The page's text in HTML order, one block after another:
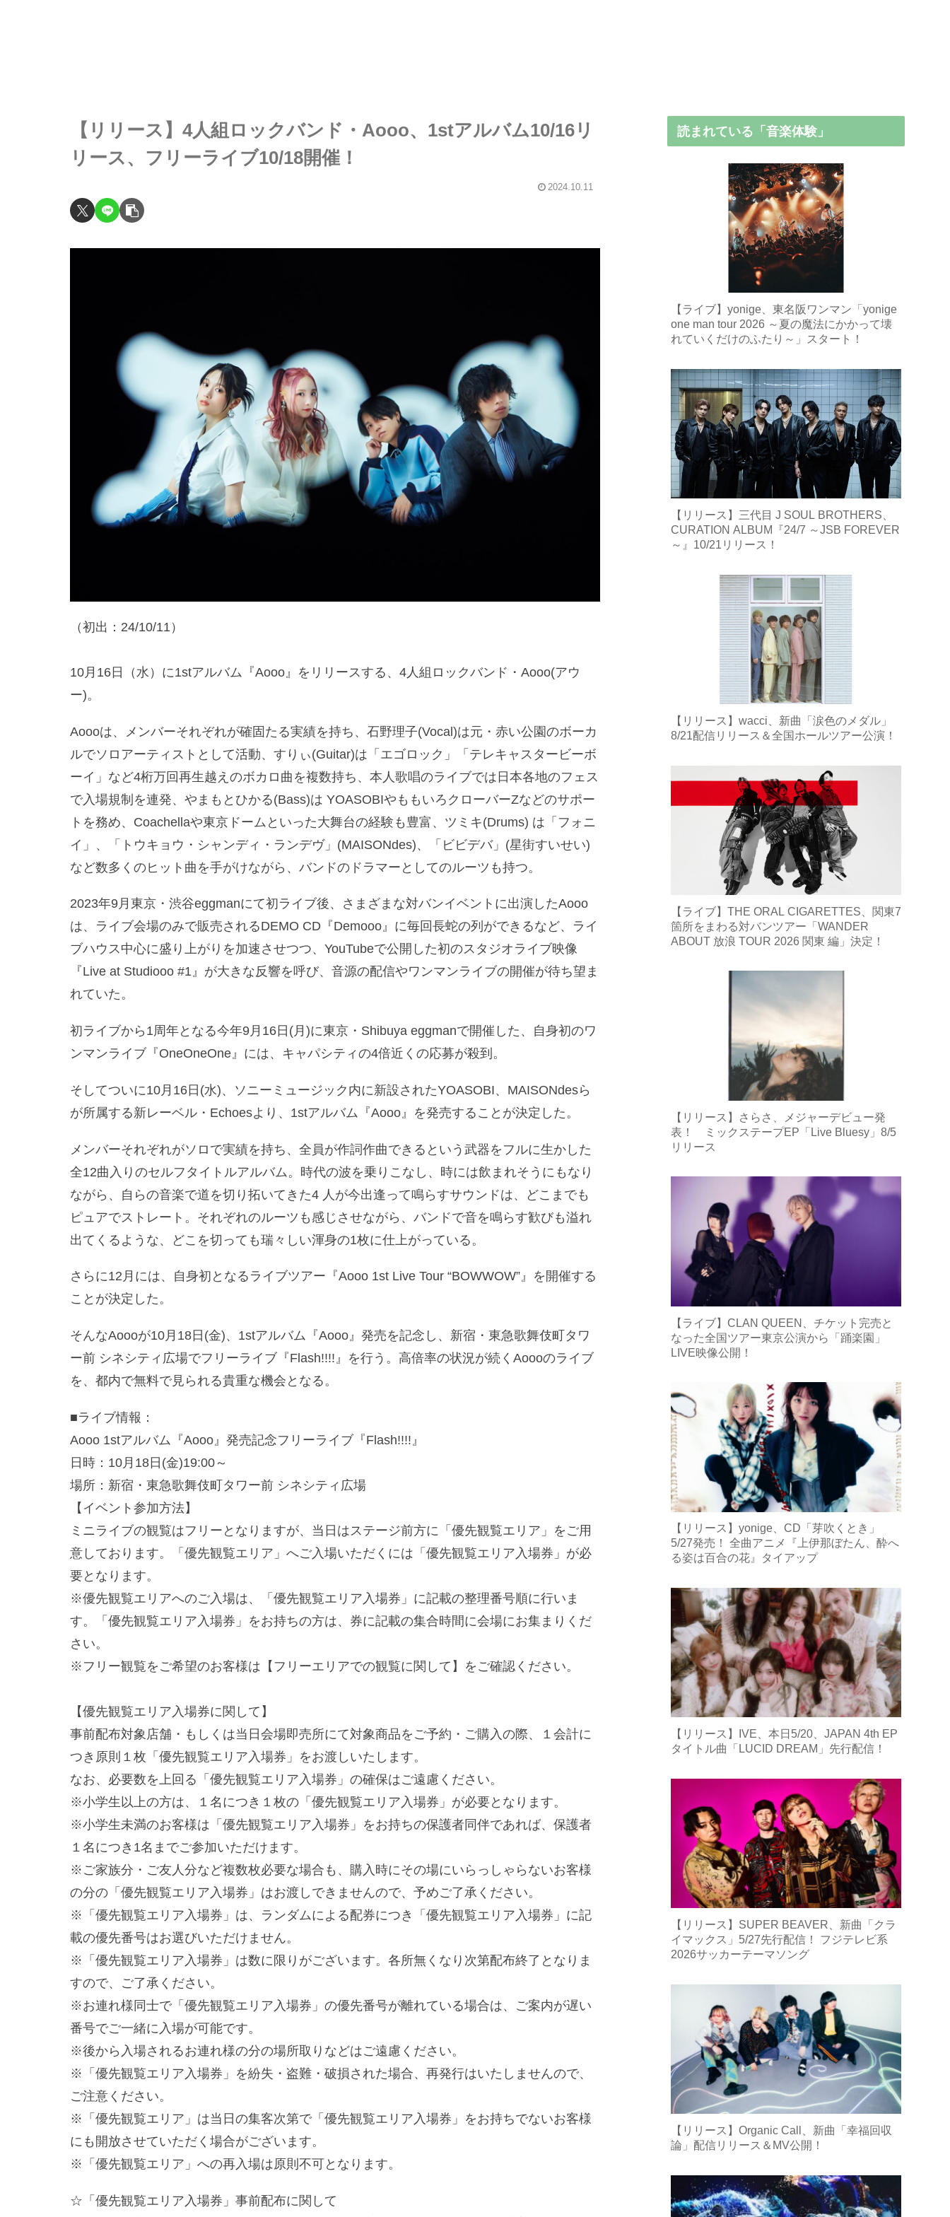
【リリース】4人組ロックバンド・Aooo、1stアルバム10/16リ
リース、フリーライブ10/18開催！
2024.10.11
（初出：24/10/11）
10月16日（水）に1stアルバム『Aooo』をリリースする、4人組ロックバンド・Aooo(アウ
ー)。
Aoooは、メンバーそれぞれが確固たる実績を持ち、石野理子(Vocal)は元・赤い公園のボーカ
ルでソロアーティストとして活動、すりぃ(Guitar)は「エゴロック」「テレキャスタービーボ
ーイ」など4桁万回再生越えのボカロ曲を複数持ち、本人歌唱のライブでは日本各地のフェス
で入場規制を連発、やまもとひかる(Bass)は YOASOBIやももいろクローバーZなどのサポー
トを務め、Coachellaや東京ドームといった大舞台の経験も豊富、ツミキ(Drums) は「フォニ
イ」、「トウキョウ・シャンディ・ランデヴ」(MAISONdes)、「ビビデバ」(星街すいせい)
など数多くのヒット曲を手がけながら、バンドのドラマーとしてのルーツも持つ。
2023年9月東京・渋谷eggmanにて初ライブ後、さまざまな対バンイベントに出演したAooo
は、ライブ会場のみで販売されるDEMO CD『Demooo』に毎回長蛇の列ができるなど、ライ
ブハウス中心に盛り上がりを加速させつつ、YouTubeで公開した初のスタジオライブ映像
『Live at Studiooo #1』が大きな反響を呼び、音源の配信やワンマンライブの開催が待ち望ま
れていた。
初ライブから1周年となる今年9月16日(月)に東京・Shibuya eggmanで開催した、自身初のワ
ンマンライブ『OneOneOne』には、キャパシティの4倍近くの応募が殺到。
そしてついに10月16日(水)、ソニーミュージック内に新設されたYOASOBI、MAISONdesら
が所属する新レーベル・Echoesより、1stアルバム『Aooo』を発売することが決定した。
メンバーそれぞれがソロで実績を持ち、全員が作詞作曲できるという武器をフルに生かした
全12曲入りのセルフタイトルアルバム。時代の波を乗りこなし、時には飲まれそうにもなり
ながら、自らの音楽で道を切り拓いてきた4 人が今出逢って鳴らすサウンドは、どこまでも
ピュアでストレート。それぞれのルーツも感じさせながら、バンドで音を鳴らす歓びも溢れ
出てくるような、どこを切っても瑞々しい渾身の1枚に仕上がっている。
さらに12月には、自身初となるライブツアー『Aooo 1st Live Tour “BOWWOW”』を開催する
ことが決定した。
そんなAoooが10月18日(金)、1stアルバム『Aooo』発売を記念し、新宿・東急歌舞伎町タワ
ー前 シネシティ広場でフリーライブ『Flash!!!!』を行う。高倍率の状況が続くAoooのライブ
を、都内で無料で見られる貴重な機会となる。
■ライブ情報：
Aooo 1stアルバム『Aooo』発売記念フリーライブ『Flash!!!!』
日時：10月18日(金)19:00～
場所：新宿・東急歌舞伎町タワー前 シネシティ広場
【イベント参加方法】
ミニライブの観覧はフリーとなりますが、当日はステージ前方に「優先観覧エリア」をご用
意しております。「優先観覧エリア」へご入場いただくには「優先観覧エリア入場券」が必
要となります。
※優先観覧エリアへのご入場は、「優先観覧エリア入場券」に記載の整理番号順に行いま
す。「優先観覧エリア入場券」をお持ちの方は、券に記載の集合時間に会場にお集まりくだ
さい。
※フリー観覧をご希望のお客様は【フリーエリアでの観覧に関して】をご確認ください。
【優先観覧エリア入場券に関して】
事前配布対象店舗・もしくは当日会場即売所にて対象商品をご予約・ご購入の際、１会計に
つき原則１枚「優先観覧エリア入場券」をお渡しいたします。
なお、必要数を上回る「優先観覧エリア入場券」の確保はご遠慮ください。
※小学生以上の方は、１名につき１枚の「優先観覧エリア入場券」が必要となります。
※小学生未満のお客様は「優先観覧エリア入場券」をお持ちの保護者同伴であれば、保護者
１名につき1名までご参加いただけます。
※ご家族分・ご友人分など複数枚必要な場合も、購入時にその場にいらっしゃらないお客様
の分の「優先観覧エリア入場券」はお渡しできませんので、予めご了承ください。
※「優先観覧エリア入場券」は、ランダムによる配券につき「優先観覧エリア入場券」に記
載の優先番号はお選びいただけません。
※「優先観覧エリア入場券」は数に限りがございます。各所無くなり次第配布終了となりま
すので、ご了承ください。
※お連れ様同士で「優先観覧エリア入場券」の優先番号が離れている場合は、ご案内が遅い
番号でご一緒に入場が可能です。
※後から入場されるお連れ様の分の場所取りなどはご遠慮ください。
※「優先観覧エリア入場券」を紛失・盗難・破損された場合、再発行はいたしませんので、
ご注意ください。
※「優先観覧エリア」は当日の集客次第で「優先観覧エリア入場券」をお持ちでないお客様
にも開放させていただく場合がございます。
※「優先観覧エリア」への再入場は原則不可となります。
☆「優先観覧エリア入場券」事前配布に関して
読まれている「音楽体験」
【ライブ】yonige、東名阪ワンマン「yonige
one man tour 2026 ～夏の魔法にかかって壊
れていくだけのふたり～」スタート！
【リリース】三代目 J SOUL BROTHERS、
CURATION ALBUM『24/7 ～JSB FOREVER
～』10/21リリース！
【リリース】wacci、新曲「涙色のメダル」
8/21配信リリース＆全国ホールツアー公演！
【ライブ】THE ORAL CIGARETTES、関東7
箇所をまわる対バンツアー「WANDER
ABOUT 放浪 TOUR 2026 関東 編」決定！
【リリース】さらさ、メジャーデビュー発
表！ ミックステープEP「Live Bluesy」8/5
リリース
【ライブ】CLAN QUEEN、チケット完売と
なった全国ツアー東京公演から「踊楽園」
LIVE映像公開！
【リリース】yonige、CD「芽吹くとき」
5/27発売！ 全曲アニメ『上伊那ぼたん、酔へ
る姿は百合の花』タイアップ
【リリース】IVE、本日5/20、JAPAN 4th EP
タイトル曲「LUCID DREAM」先行配信！
【リリース】SUPER BEAVER、新曲「クラ
イマックス」5/27先行配信！ フジテレビ系
2026サッカーテーマソング
【リリース】Organic Call、新曲「幸福回収
論」配信リリース＆MV公開！